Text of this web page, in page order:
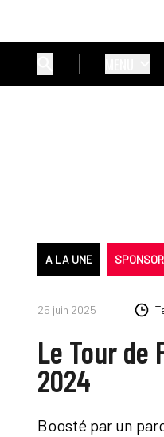
A LA UNE
25 juin 2025
Le Tour de
2024
Boosté par un